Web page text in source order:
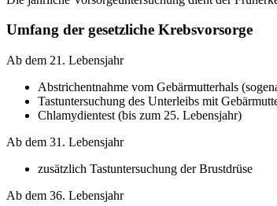
Umfang der gesetzliche Krebsvorsorge
Ab dem 21. Lebensjahr
Abstrichentnahme vom Gebärmutterhals
Tastuntersuchung des Unterleibs mit
Chlamydientest (bis zum 25. Lebensjahr)
Ab dem 31. Lebensjahr
zusätzlich Tastuntersuchung der Brustdrüse
Ab dem 36. Lebensjahr